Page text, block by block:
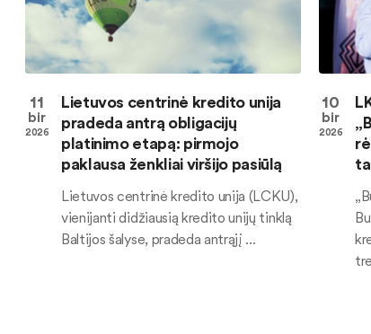
11
bir
2026
Lietuvos centrinė kredito unija
pradeda antrą obligacijų
platinimo etapą: pirmojo
paklausa ženkliai viršijo pasiūlą
Lietuvos centrinė kredito unija (LCKU),
vienijanti didžiausią kredito unijų tinklą
Baltijos šalyse, pradeda antrąjį ...
10
bir
2026